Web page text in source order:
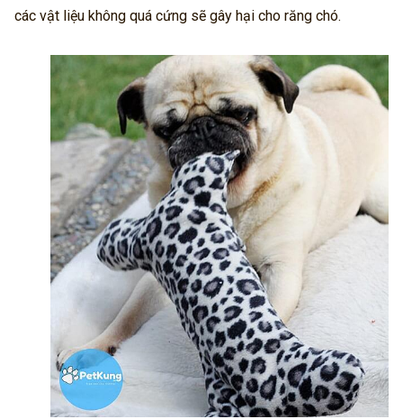
các vật liệu không quá cứng sẽ gây hại cho răng chó.